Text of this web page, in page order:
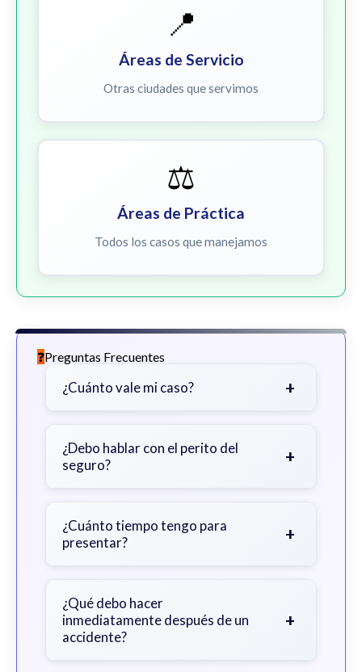
📍
Áreas de Servicio
Otras ciudades que servimos
⚖️
Áreas de Práctica
Todos los casos que manejamos
Preguntas Frecuentes
¿Cuánto vale mi caso? +
gravedad de sus lesiones, facturas
médicas, tiempo fuera del trabajo y
¿Debo hablar con el perito del
seguro?
+
primero con un abogado para evitar
declaraciones que perjudiquen su
¿Cuánto tiempo tengo para
presentar?
+
con excepciones. Consulte para
obtener orientación específica.
¿Qué debo hacer
inmediatamente después de un
accidente?
+